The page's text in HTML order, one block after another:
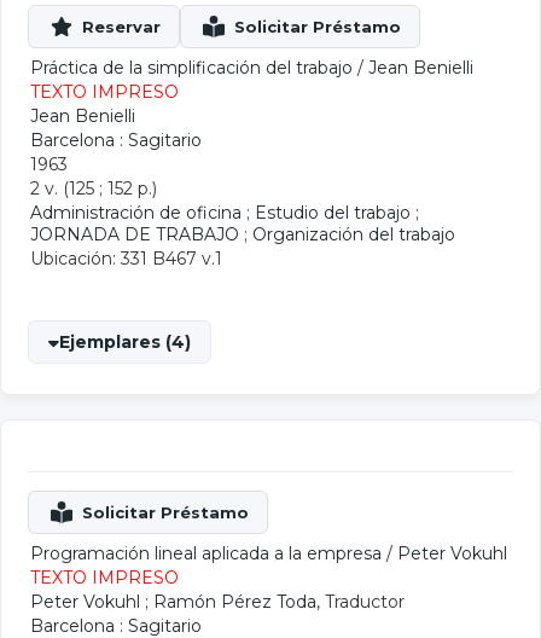
Práctica de la simplificación del trabajo / Jean Benielli
TEXTO IMPRESO
Jean Benielli
Barcelona : Sagitario
1963
2 v. (125 ; 152 p.)
Administración de oficina ; Estudio del trabajo ;
JORNADA DE TRABAJO ; Organización del trabajo
Ubicación: 331 B467 v.1
Ejemplares (4)
Programación lineal aplicada a la empresa / Peter Vokuhl
TEXTO IMPRESO
Peter Vokuhl ; Ramón Pérez Toda, Traductor
Barcelona : Sagitario